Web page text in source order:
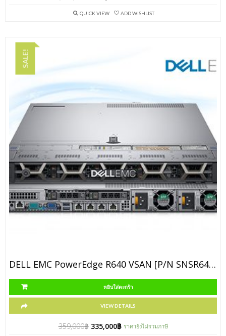
QUICK VIEW ADD WISHLIST
SALE!
DELL EMC PowerEdge R640 VSAN [P/N SNSR640vSAN2]
หยิบใส่ตะกร้า
VIEW DETAILS
359,000฿ 335,000฿ ราคายังไม่รวมภาษี